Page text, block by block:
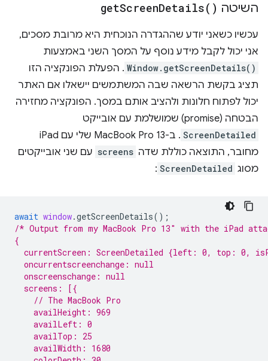
השיטה getScreenDetails( )
עכשיו כשאני יודע שההגדרה הנוכחית היא מרובת מסכים,
אני יכול לקבל מידע נוסף על המסך השני באמצעות
Window.getScreenDetails() . הפעלת הפונקציה הזו
תציג בקשת הרשאה שבה המשתמשים יישאלו אם האתר
יכול לפתוח חלונות ולהציב אותם במסך. הפונקציה מחזירה
הבטחה (promise) שמושלמת עם אובייקט
ScreenDetailed
. ב-MacBook Pro 13 שלי עם iPad
מחובר, התוצאה כוללת שדה screens עם שני אובייקטים
מסוג ScreenDetailed
:
await window.getScreenDetails();
/* Output from my MacBook Pro 13″ with the iPad
{
currentScreen: ScreenDetailed {left: 0, top: 0,
  oncurrentscreenchange: null
  onscreenschange: null
  screens: [{
    // The MacBook Pro
    availHeight: 969
    availLeft: 0
    availTop: 25
    availWidth: 1680